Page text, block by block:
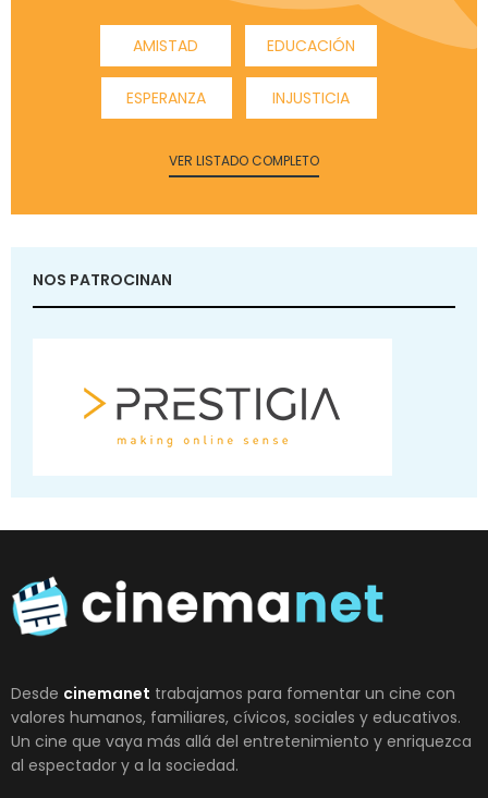
AMISTAD EDUCACIÓN
ESPERANZA INJUSTICIA
VER LISTADO COMPLETO
NOS PATROCINAN
Desde cinemanet trabajamos para fomentar un cine con
valores humanos, familiares, cívicos, sociales y educativos.
Un cine que vaya más allá del entretenimiento y enriquezca
al espectador y a la sociedad.